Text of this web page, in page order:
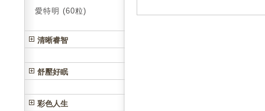
愛特明 (60粒)
清晰睿智
舒壓好眠
彩色人生